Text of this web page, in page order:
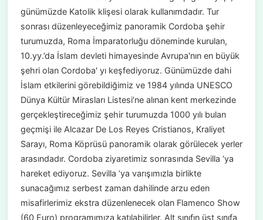
günümüzde Katolik klişesi olarak kullanımdadır. Tur
sonrası düzenleyeceğimiz panoramik Cordoba şehir
turumuzda, Roma İmparatorluğu döneminde kurulan,
10.yy.’da İslam devleti himayesinde Avrupa'nın en büyük
şehri olan Cordoba' yı keşfediyoruz. Günümüzde dahi
İslam etkilerini görebildiğimiz ve 1984 yılında UNESCO
Dünya Kültür Mirasları Listesi’ne alınan kent merkezinde
gerçekleştireceğimiz şehir turumuzda 1000 yılı bulan
geçmişi ile Alcazar De Los Reyes Cristianos, Kraliyet
Sarayı, Roma Köprüsü panoramik olarak görülecek yerler
arasındadır. Cordoba ziyaretimiz sonrasında Sevilla ‘ya
hareket ediyoruz. Sevilla ‘ya varışımızla birlikte
sunacağımız serbest zaman dahilinde arzu eden
misafirlerimiz ekstra düzenlenecek olan Flamenco Show
(60 Euro) programımıza katılabilirler. Alt sınıfın üst sınıfa